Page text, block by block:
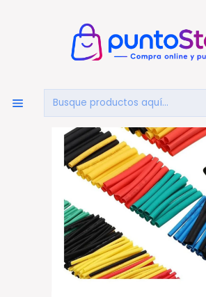
Inicio HERRAMIENTAS
Cubre Cables Aisladores Termo
- Ps